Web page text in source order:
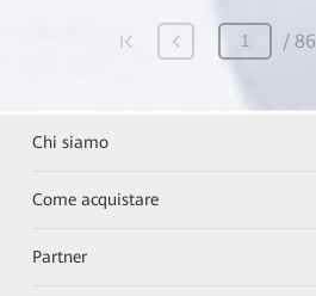
86
Chi siamo
Come acquistare
Partner